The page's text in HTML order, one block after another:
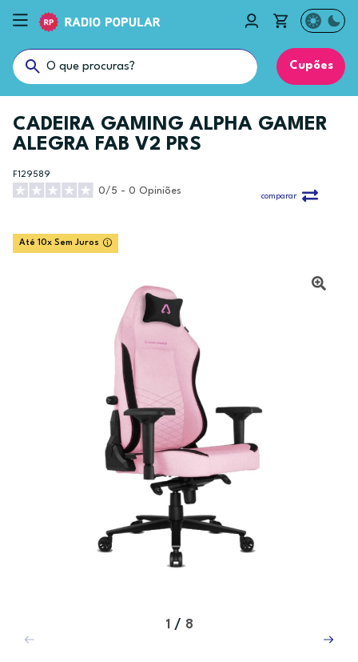
Cupões
CADEIRA GAMING ALPHA GAMER
ALEGRA FAB V2 PRS
F129589
0/5 - 0 Opiniões
comparar
Até 10x Sem Juros
1 / 8